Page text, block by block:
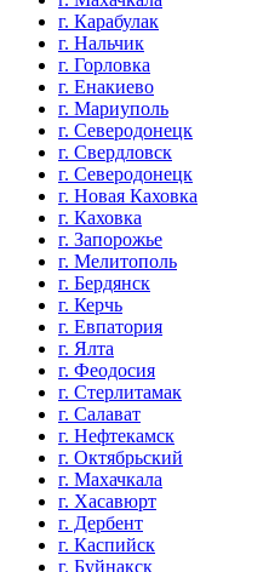
г. Карабулак
г. Нальчик
г. Горловка
г. Енакиево
г. Мариуполь
г. Северодонецк
г. Свердловск
г. Северодонецк
г. Новая Каховка
г. Каховка
г. Запорожье
г. Мелитополь
г. Бердянск
г. Керчь
г. Евпатория
г. Ялта
г. Феодосия
г. Стерлитамак
г. Салават
г. Нефтекамск
г. Октябрьский
г. Махачкала
г. Хасавюрт
г. Дербент
г. Каспийск
г. Буйнакск